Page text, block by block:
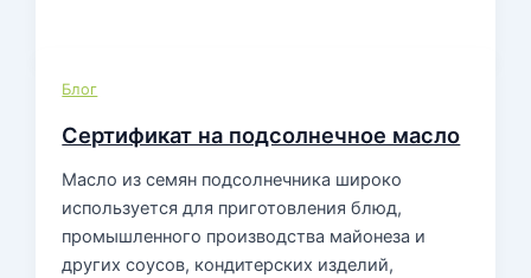
Блог
Сертификат на подсолнечное масло
Масло из семян подсолнечника широко
используется для приготовления блюд,
промышленного производства майонеза и
других соусов, кондитерских изделий,